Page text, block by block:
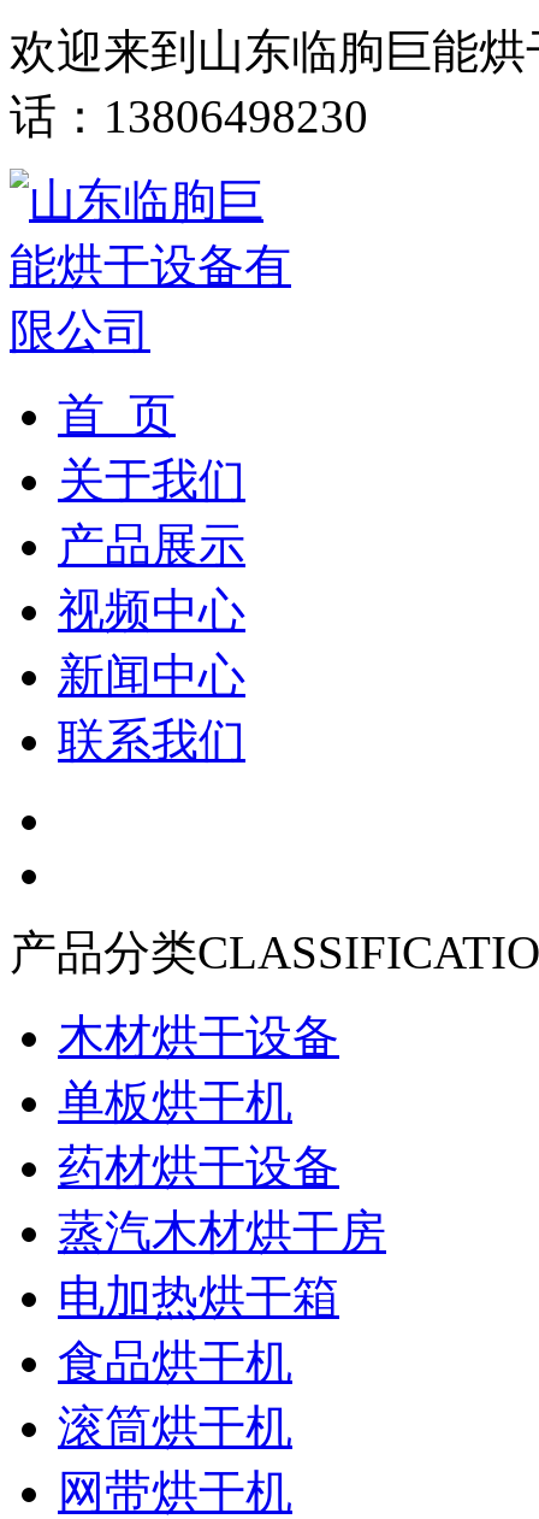
欢迎来到山东临朐巨能
话：13806498230
首 页
关于我们
产品展示
视频中心
新闻中心
联系我们
产品分类
木材烘干设备
单板烘干机
药材烘干设备
蒸汽木材烘干房
电加热烘干箱
食品烘干机
滚筒烘干机
网带烘干机